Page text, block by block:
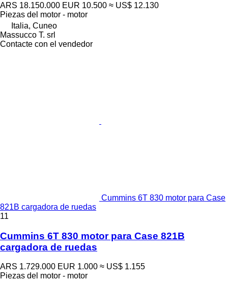
ARS 18.150.000 EUR 10.500 ≈ US$ 12.130
Piezas del motor - motor
Italia, Cuneo
Massucco T. srl
Contacte con el vendedor
Cummins 6T 830 motor para Case
821B cargadora de ruedas
11
Cummins 6T 830 motor para Case 821B
cargadora de ruedas
ARS 1.729.000 EUR 1.000 ≈ US$ 1.155
Piezas del motor - motor